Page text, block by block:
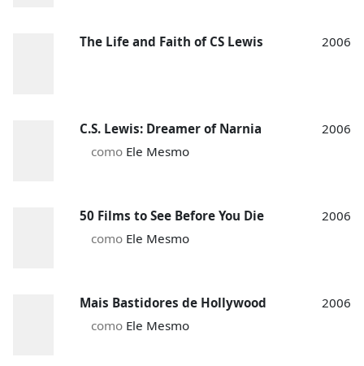
The Life and Faith of CS Lewis 2006
C.S. Lewis: Dreamer of Narnia
como Ele Mesmo
2006
50 Films to See Before You Die
como Ele Mesmo
2006
Mais Bastidores de Hollywood
como Ele Mesmo
2006